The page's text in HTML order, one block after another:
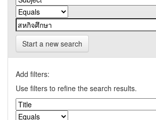
Start a new search
Add filters:
Use filters to refine the search results.